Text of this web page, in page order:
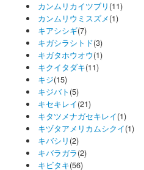
カンムリカイツブリ (11)
カンムリウミスズメ(1)
キアシシギ(7)
キガシラシトド(3)
キガタホウオウ(1)
キクイタダキ(11)
キジ(15)
キジバト (5)
キセキレイ(21)
キタツメナガセキレイ(1)
キヅタアメリカムシクイ(1)
キバシリ (2)
キバラガラ(2)
キビタキ(56)